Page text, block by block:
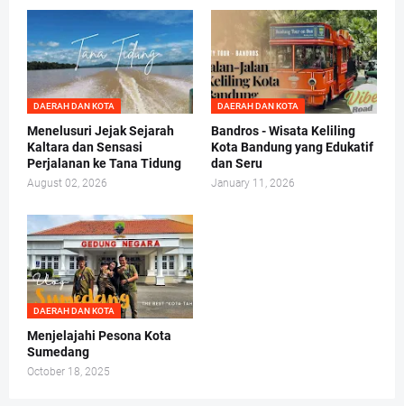
DAERAH DAN KOTA
Menelusuri Jejak Sejarah
Kaltara dan Sensasi
Perjalanan ke Tana Tidung
August 02, 2026
DAERAH DAN KOTA
Bandros - Wisata Keliling
Kota Bandung yang Edukatif
dan Seru
January 11, 2026
DAERAH DAN KOTA
Menjelajahi Pesona Kota
Sumedang
October 18, 2025